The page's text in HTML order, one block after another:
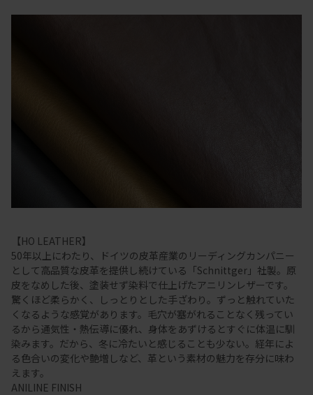
【HO LEATHER】
50年以上にわたり、ドイツの皮革産業のリーディングカンパニー
として高品質な皮革を提供し続けている「Schnittger」社製。原
皮をなめした後、塗装せず染料で仕上げたアニリンレザーです。
驚くほど柔らかく、しっとりとした手ざわり。ずっと触れていた
くなるような感覚があります。毛穴が塞がれることなく残ってい
るから通気性・熱伝導に優れ、身体をあずけるとすぐに体温に馴
染みます。だから、冬に冷たいと感じることも少ない。経年によ
る色合いの変化や艶増しなど、革という素材の魅力を存分に味わ
えます。
ANILINE FINISH